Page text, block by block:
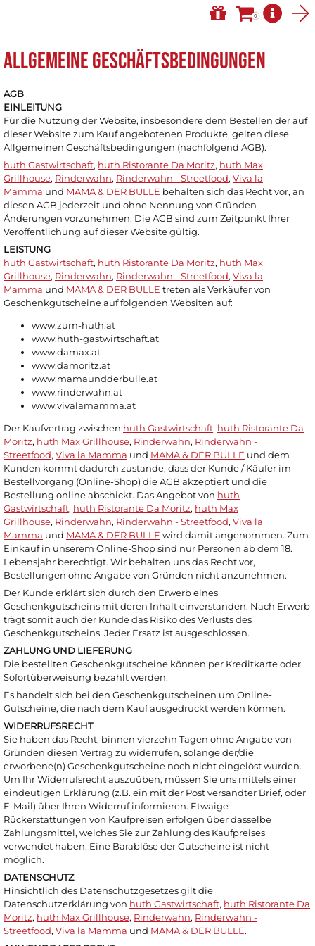
0
ALLGEMEINE GESCHÄFTSBEDINGUNGEN
AGB
EINLEITUNG
Für die Nutzung der Website, insbesondere dem Bestellen der auf
dieser Website zum Kauf angebotenen Produkte, gelten diese
Allgemeinen Geschäftsbedingungen (nachfolgend AGB).
huth Gastwirtschaft, huth Ristorante Da Moritz, huth Max
Grillhouse, Rinderwahn, Rinderwahn - Streetfood, Viva la
Mamma und MAMA & DER BULLE behalten sich das Recht vor, an
diesen AGB jederzeit und ohne Nennung von Gründen
Änderungen vorzunehmen. Die AGB sind zum Zeitpunkt Ihrer
Veröffentlichung auf dieser Website gültig.
LEISTUNG
huth Gastwirtschaft, huth Ristorante Da Moritz, huth Max
Grillhouse, Rinderwahn, Rinderwahn - Streetfood, Viva la
Mamma und MAMA & DER BULLE treten als Verkäufer von
Geschenkgutscheine auf folgenden Websiten auf:
www.zum-huth.at
www.huth-gastwirtschaft.at
www.damax.at
www.damoritz.at
www.mamaundderbulle.at
www.rinderwahn.at
www.vivalamamma.at
Der Kaufvertrag zwischen huth Gastwirtschaft, huth Ristorante Da
Moritz, huth Max Grillhouse, Rinderwahn, Rinderwahn -
Streetfood, Viva la Mamma und MAMA & DER BULLE und dem
Kunden kommt dadurch zustande, dass der Kunde / Käufer im
Bestellvorgang (Online-Shop) die AGB akzeptiert und die
Bestellung online abschickt. Das Angebot von huth
Gastwirtschaft, huth Ristorante Da Moritz, huth Max
Grillhouse, Rinderwahn, Rinderwahn - Streetfood, Viva la
Mamma und MAMA & DER BULLE wird damit angenommen. Zum
Einkauf in unserem Online-Shop sind nur Personen ab dem 18.
Lebensjahr berechtigt. Wir behalten uns das Recht vor,
Bestellungen ohne Angabe von Gründen nicht anzunehmen.
Der Kunde erklärt sich durch den Erwerb eines
Geschenkgutscheins mit deren Inhalt einverstanden. Nach Erwerb
trägt somit auch der Kunde das Risiko des Verlusts des
Geschenkgutscheins. Jeder Ersatz ist ausgeschlossen.
ZAHLUNG UND LIEFERUNG
Die bestellten Geschenkgutscheine können per Kreditkarte oder
Sofortüberweisung bezahlt werden.
Es handelt sich bei den Geschenkgutscheinen um Online-
Gutscheine, die nach dem Kauf ausgedruckt werden können.
WIDERRUFSRECHT
Sie haben das Recht, binnen vierzehn Tagen ohne Angabe von
Gründen diesen Vertrag zu widerrufen, solange der/die
erworbene(n) Geschenkgutscheine noch nicht eingelöst wurden.
Um Ihr Widerrufsrecht auszuüben, müssen Sie uns mittels einer
eindeutigen Erklärung (z.B. ein mit der Post versandter Brief, oder
E-Mail) über Ihren Widerruf informieren. Etwaige
Rückerstattungen von Kaufpreisen erfolgen über dasselbe
Zahlungsmittel, welches Sie zur Zahlung des Kaufpreises
verwendet haben. Eine Barablöse der Gutscheine ist nicht
möglich.
DATENSCHUTZ
Hinsichtlich des Datenschutzgesetzes gilt die
Datenschutzerklärung von huth Gastwirtschaft, huth Ristorante Da
Moritz, huth Max Grillhouse, Rinderwahn, Rinderwahn -
Streetfood, Viva la Mamma und MAMA & DER BULLE.